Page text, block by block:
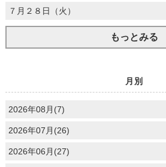
７月２８日（火）
もっとみる
月別
2026年08月(7)
2026年07月(26)
2026年06月(27)